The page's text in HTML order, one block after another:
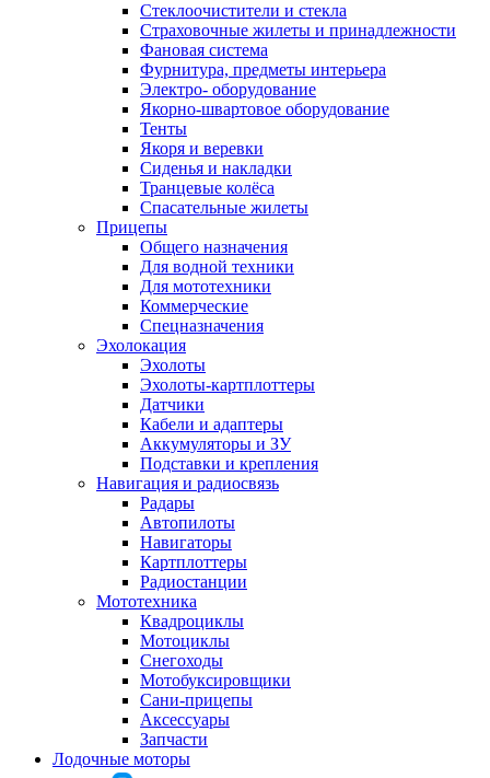
Стеклоочистители и стекла
Страховочные жилеты и принадлежности
Фановая система
Фурнитура, предметы интерьера
Электро- оборудование
Якорно-швартовое оборудование
Тенты
Якоря и веревки
Сиденья и накладки
Транцевые колёса
Спасательные жилеты
Прицепы
Общего назначения
Для водной техники
Для мототехники
Коммерческие
Спецназначения
Эхолокация
Эхолоты
Эхолоты-картплоттеры
Датчики
Кабели и адаптеры
Аккумуляторы и ЗУ
Подставки и крепления
Навигация и радиосвязь
Радары
Автопилоты
Навигаторы
Картплоттеры
Радиостанции
Мототехника
Квадроциклы
Мотоциклы
Снегоходы
Мотобуксировщики
Сани-прицепы
Аксессуары
Запчасти
Лодочные моторы